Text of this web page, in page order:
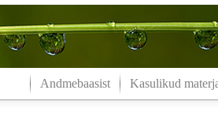
Andmebaasist Kasulikud